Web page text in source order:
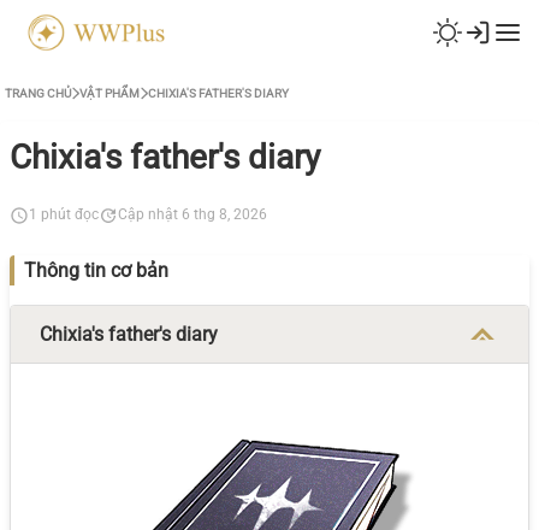
TRANG CHỦ VẬT PHẨM CHIXIA'S FATHER'S DIARY
Chixia's father's diary
1 phút đọc Cập nhật 6 thg 8, 2026
Thông tin cơ bản
Chixia's father's diary